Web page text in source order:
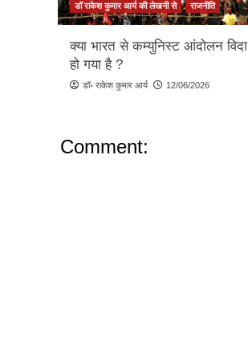
डॉ राकेश कुमार आर्य की लेखनी से राजनीति
क्या भारत से कम्युनिस्ट आंदोलन विदा
हो गया है ?
डॉ॰ राकेश कुमार आर्य 12/06/2026
Comment: